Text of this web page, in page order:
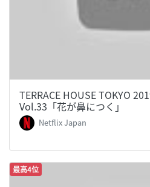
TERRACE HOUSE TOKYO
Vol.33「花が鼻につく」
Netflix Japan
最高4位